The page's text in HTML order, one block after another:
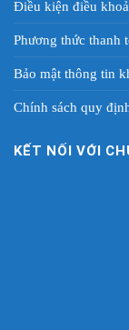
Điều kiện điều
Phương thức thanh
Bảo mật thông tin
Chính sách quy
KẾT NỐI VỚI